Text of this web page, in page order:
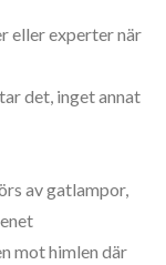
eller experter när
det, inget annat
av gatlampor,
mot himlen där